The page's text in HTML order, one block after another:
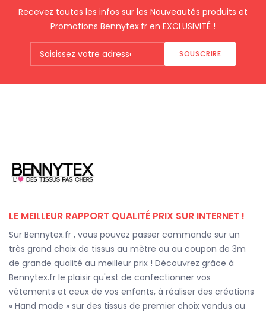
Recevez toutes les infos sur les Nouveautés produits et
Promotions Bennytex.fr en EXCLUSIVITÉ !
SOUSCRIRE
LE MEILLEUR RAPPORT QUALITÉ PRIX SUR INTERNET !
Sur Bennytex.fr , vous pouvez passer commande sur un
très grand choix de tissus au mètre ou au coupon de 3m
de grande qualité au meilleur prix ! Découvrez grâce à
Bennytex.fr le plaisir qu'est de confectionner vos
vêtements et ceux de vos enfants, à réaliser des créations
« Hand made » sur des tissus de premier choix vendus au